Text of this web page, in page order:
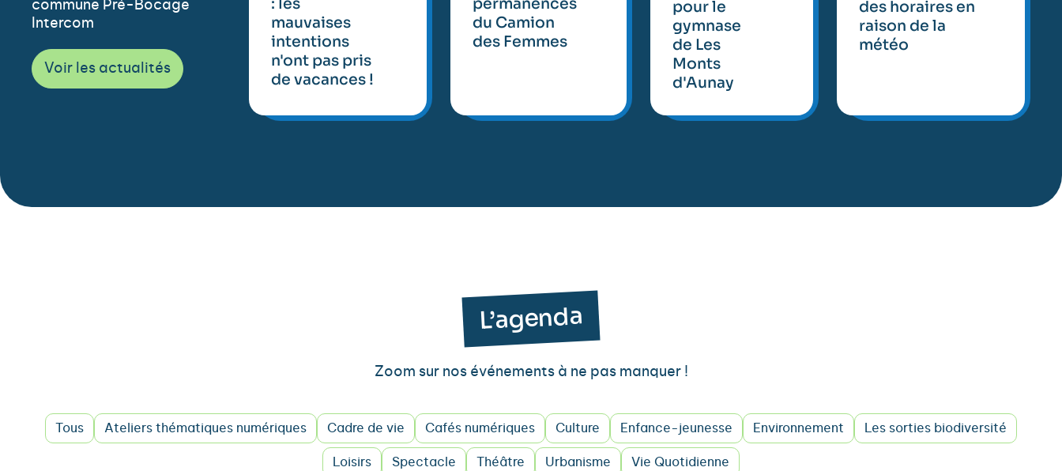
commune Pré-Bocage
Intercom
Voir les actualités
: les
mauvaises
intentions
n'ont pas pris
de vacances !
permanences
du Camion
des Femmes
pour le
gymnase
de Les
Monts
d'Aunay
des horaires en
raison de la
météo
L’agenda
Zoom sur nos événements à ne pas manquer !
Tous Ateliers thématiques numériques Cadre de vie Cafés numériques Culture Enfance-jeunesse Environnement Les sorties biodiversité
Loisirs Spectacle Théâtre Urbanisme Vie Quotidienne